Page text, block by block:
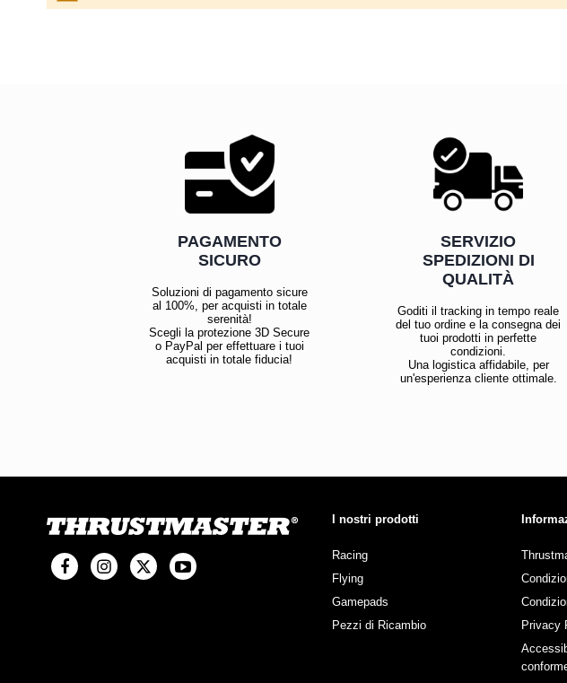
PAGAMENTO
SICURO
Soluzioni di pagamento sicure
al 100%, per acquisti in totale
serenità!
Scegli la protezione 3D Secure
o PayPal per effettuare i tuoi
acquisti in totale fiducia!
SERVIZIO
SPEDIZIONI DI
QUALITÀ
Goditi il tracking in tempo reale
del tuo ordine e la consegna dei
tuoi prodotti in perfette
condizioni.
Una logistica affidabile, per
un'esperienza cliente ottimale.
I nostri prodotti
Racing
Flying
Gamepads
Pezzi di Ricambio
Privacy